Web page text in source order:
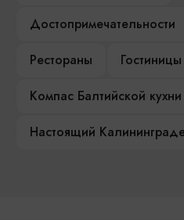
Достопримечательности
Рестораны
Гостиницы
Компас Балтийской кухни
Настоящий